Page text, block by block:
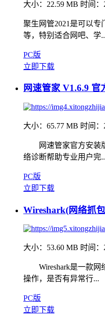
大小：22.59 MB 时间：
聚生网管2021是可以
等，特别适合网吧、学
PC版
立即下载
网速管家 V1.6.9 官
大小：65.77 MB 时间：
网速管家官方安装版
络诊断帮助专业用户完
PC版
立即下载
Wireshark(网络抓
大小：53.60 MB 时间：
Wireshark是一款网
操作，是否有异常行...
PC版
立即下载